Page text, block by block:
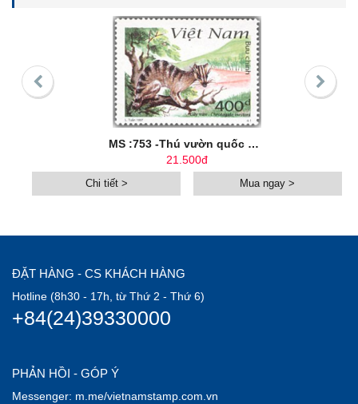
MS :753 -Thú vườn quốc gia Cát Bà
21.500đ
Chi tiết > Mua ngay >
ĐẶT HÀNG - CS KHÁCH HÀNG
Hotline (8h30 - 17h, từ Thứ 2 - Thứ 6)
+84(24)39330000
PHẢN HỒI - GÓP Ý
Messenger: m.me/vietnamstamp.com.vn